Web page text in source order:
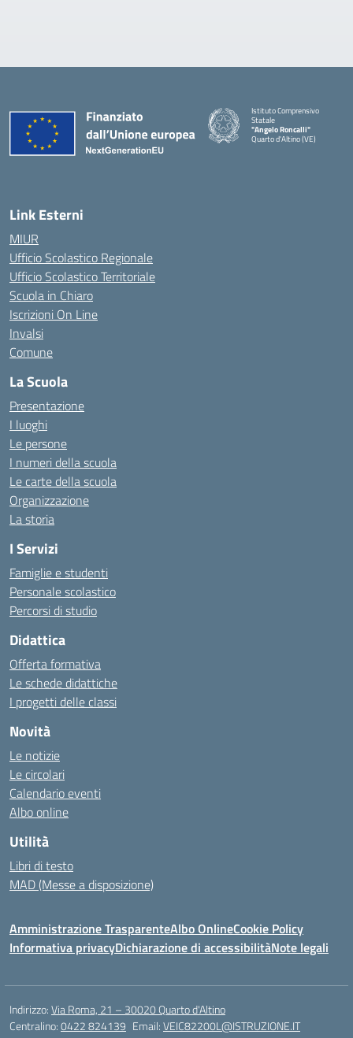
Istituto Comprensivo
Statale
"Angelo Roncalli"
Quarto d'Altino (VE)
Link Esterni
MIUR
Ufficio Scolastico Regionale
Ufficio Scolastico Territoriale
Scuola in Chiaro
Iscrizioni On Line
Invalsi
Comune
La Scuola
Presentazione
I luoghi
Le persone
I numeri della scuola
Le carte della scuola
Organizzazione
La storia
I Servizi
Famiglie e studenti
Personale scolastico
Percorsi di studio
Didattica
Offerta formativa
Le schede didattiche
I progetti delle classi
Novità
Le notizie
Le circolari
Calendario eventi
Albo online
Utilità
Libri di testo
MAD (Messe a disposizione)
Amministrazione TrasparenteAlbo OnlineCookie Policy
Informativa privacyDichiarazione di accessibilitàNote legali
Indirizzo:Via Roma, 21 – 30020 Quarto d'Altino
Centralino:0422 824139 Email:VEIC82200L@ISTRUZIONE.IT